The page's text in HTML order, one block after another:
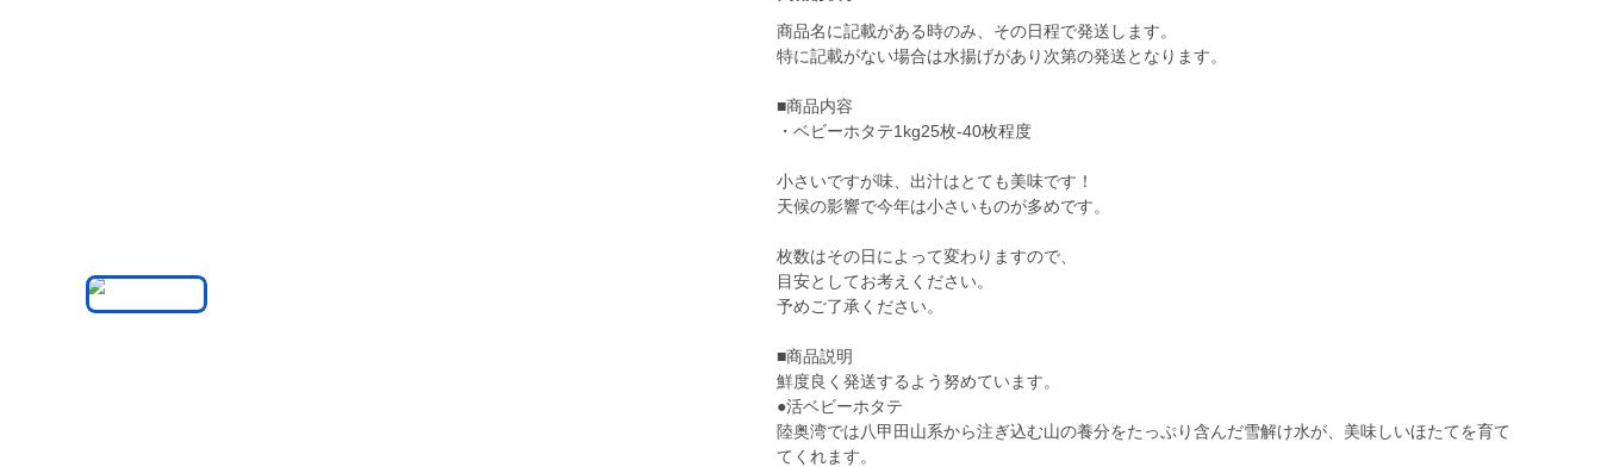
商品名に記載がある時のみ、その日程で発送します。
特に記載がない場合は水揚げがあり次第の発送となります。
■商品内容
・ベビーホタテ1kg25枚-40枚程度
小さいですが味、出汁はとても美味です！
天候の影響で今年は小さいものが多めです。
枚数はその日によって変わりますので、
目安としてお考えください。
予めご了承ください。
■商品説明
鮮度良く発送するよう努めています。
●活ベビーホタテ
陸奥湾では八甲田山系から注ぎ込む山の養分をたっぷり含んだ雪解け水が、美味しいほたてを育て
てくれます。